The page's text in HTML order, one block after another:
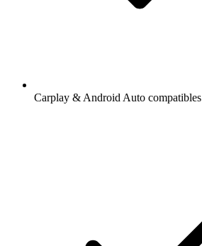
Carplay & Android Auto compatibles